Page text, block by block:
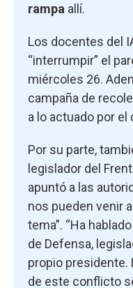
rampa allí.
Los docentes del
“interrumpir” el
miércoles 26.
campaña de
a lo actuado por el
Por su parte,
legislador del
apuntó a las
nos pueden venir
tema”. “Ha
de Defensa,
propio presidente.
de este conflicto